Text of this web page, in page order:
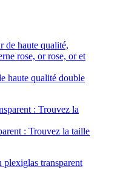
haute qualité double
: Trouvez la taille